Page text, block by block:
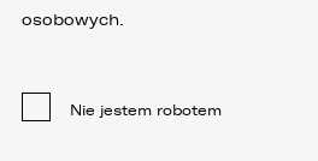
osobowych.
Nie jestem robotem